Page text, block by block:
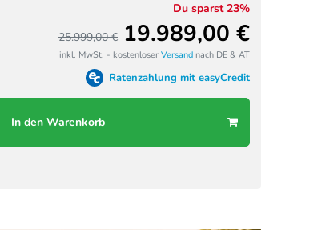
Du sparst 23%
25.999,00 € 19.989,00 €
inkl. MwSt. - kostenloser Versand nach DE & AT
Ratenzahlung mit easyCredit
In den Warenkorb